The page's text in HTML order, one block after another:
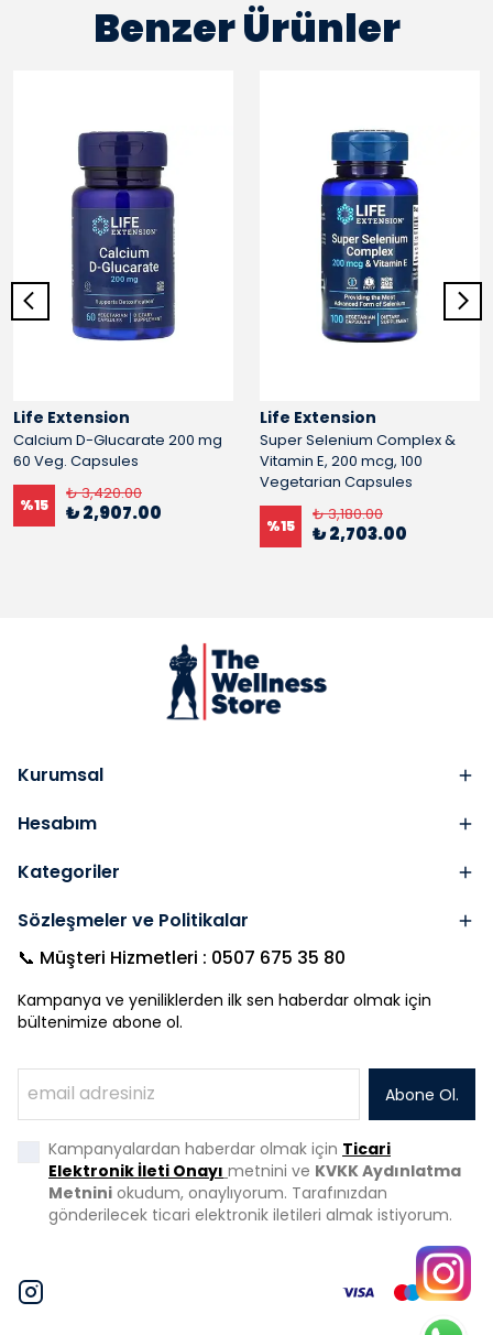
Benzer Ürünler
Life Extension
Calcium D-Glucarate 200 mg
60 Veg. Capsules
%15
₺ 3,420.00
₺ 2,907.00
Life Extension
Super Selenium Complex &
Vitamin E, 200 mcg, 100
Vegetarian Capsules
%15
₺ 3,180.00
₺ 2,703.00
Kurumsal
Hesabım
Kategoriler
Sözleşmeler ve Politikalar
📞 Müşteri Hizmetleri : 0507 675 35 80
Kampanya ve yeniliklerden ilk sen haberdar olmak için
bültenimize abone ol.
Abone Ol.
Kampanyalardan haberdar olmak için Ticari
Elektronik İleti Onayı metnini ve KVKK Aydınlatma
Metnini okudum, onaylıyorum. Tarafınızdan
gönderilecek ticari elektronik iletileri almak istiyorum.